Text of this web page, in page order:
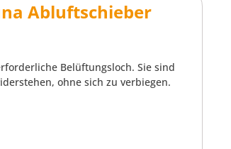
Abluftschieber
Belüftungsloch. Sie sind
ohne sich zu verbiegen.